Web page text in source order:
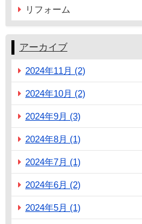
リフォーム
アーカイブ
2024年11月 (2)
2024年10月 (2)
2024年9月 (3)
2024年8月 (1)
2024年7月 (1)
2024年6月 (2)
2024年5月 (1)